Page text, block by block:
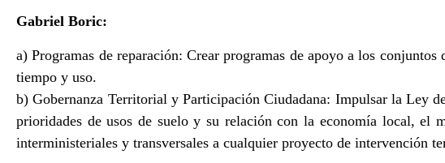
Gabriel Boric:
a) Programas de reparación: Crear programas de apoyo a los
tiempo y uso.
b) Gobernanza Territorial y Participación Ciudadana: Impulsar la Ley
prioridades de usos de suelo y su relación con la economía local, el
interministeriales y transversales a cualquier proyecto de intervención